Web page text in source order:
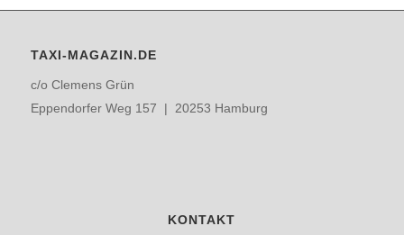
TAXI-MAGAZIN.DE
c/o Clemens Grün
Eppendorfer Weg 157 | 20253 Hamburg
KONTAKT